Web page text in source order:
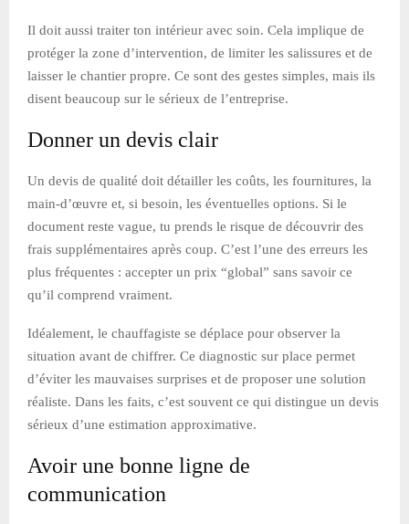
Il doit aussi traiter ton intérieur avec soin. Cela implique de
protéger la zone d’intervention, de limiter les salissures et de
laisser le chantier propre. Ce sont des gestes simples, mais ils
disent beaucoup sur le sérieux de l’entreprise.
Donner un devis clair
Un devis de qualité doit détailler les coûts, les fournitures, la
main-d’œuvre et, si besoin, les éventuelles options. Si le
document reste vague, tu prends le risque de découvrir des
frais supplémentaires après coup. C’est l’une des erreurs les
plus fréquentes : accepter un prix “global” sans savoir ce
qu’il comprend vraiment.
Idéalement, le chauffagiste se déplace pour observer la
situation avant de chiffrer. Ce diagnostic sur place permet
d’éviter les mauvaises surprises et de proposer une solution
réaliste. Dans les faits, c’est souvent ce qui distingue un devis
sérieux d’une estimation approximative.
Avoir une bonne ligne de
communication